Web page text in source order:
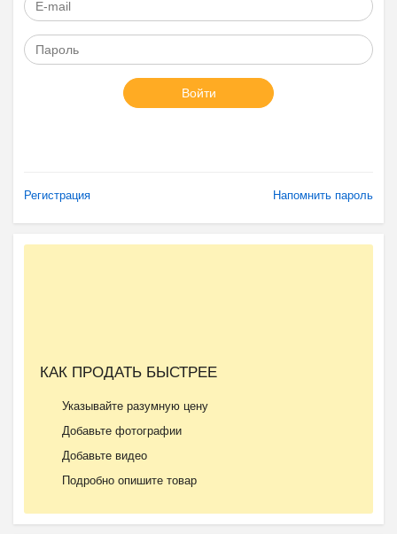
Войти
Регистрация Напомнить пароль
КАК ПРОДАТЬ БЫСТРЕЕ
Указывайте разумную цену
Добавьте фотографии
Добавьте видео
Подробно опишите товар